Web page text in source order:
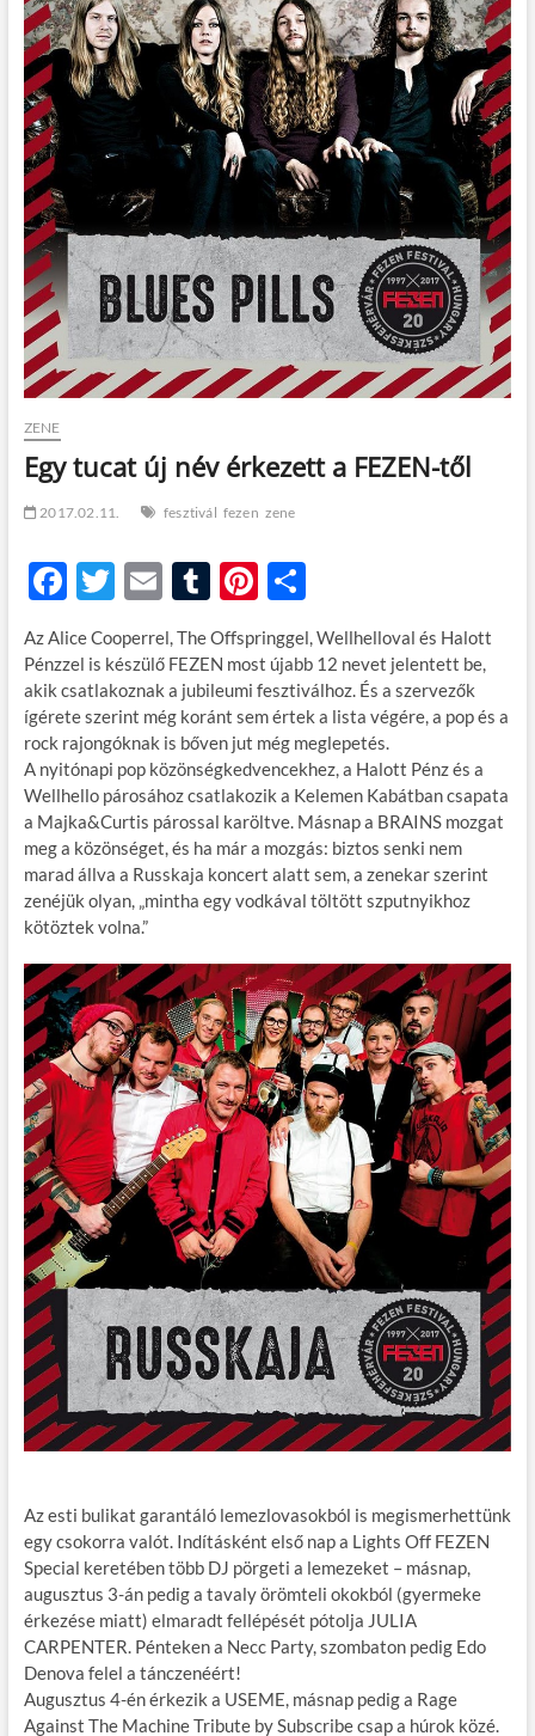
o
n
ZENE
Egy tucat új név érkezett a FEZEN-től
2017.02.11. fesztivál fezen zene
F
e
b
o
o
k
T
itt
er
E
ail
T
m
bl
r
Pi
er
es
t
O
za
m
e
g
Az Alice Cooperrel, The Offspringgel, Wellhelloval és Halott
Pénzzel is készülő FEZEN most újabb 12 nevet jelentett be,
akik csatlakoznak a jubileumi fesztiválhoz. És a szervezők
ígérete szerint még koránt sem értek a lista végére, a pop és a
rock rajongóknak is bőven jut még meglepetés.
A nyitónapi pop közönségkedvencekhez, a Halott Pénz és a
Wellhello párosához csatlakozik a Kelemen Kabátban csapata
a Majka&Curtis párossal karöltve. Másnap a BRAINS mozgat
meg a közönséget, és ha már a mozgás: biztos senki nem
marad állva a Russkaja koncert alatt sem, a zenekar szerint
zenéjük olyan, „mintha egy vodkával töltött szputnyikhoz
kötöztek volna.”
Az esti bulikat garantáló lemezlovasokból is megismerhettünk
egy csokorra valót. Indításként első nap a Lights Off FEZEN
Special keretében több DJ pörgeti a lemezeket – másnap,
augusztus 3-án pedig a tavaly örömteli okokból (gyermeke
érkezése miatt) elmaradt fellépését pótolja JULIA
CARPENTER. Pénteken a Necc Party, szombaton pedig Edo
Denova felel a tánczenéért!
Augusztus 4-én érkezik a USEME, másnap pedig a Rage
Against The Machine Tribute by Subscribe csap a húrok közé.